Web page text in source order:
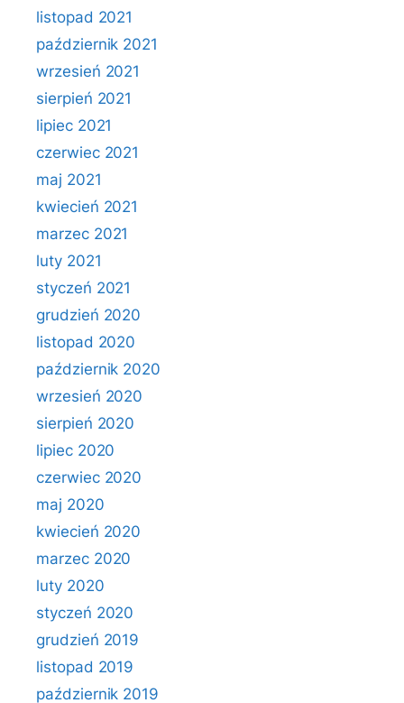
listopad 2021
październik 2021
wrzesień 2021
sierpień 2021
lipiec 2021
czerwiec 2021
maj 2021
kwiecień 2021
marzec 2021
luty 2021
styczeń 2021
grudzień 2020
listopad 2020
październik 2020
wrzesień 2020
sierpień 2020
lipiec 2020
czerwiec 2020
maj 2020
kwiecień 2020
marzec 2020
luty 2020
styczeń 2020
grudzień 2019
listopad 2019
październik 2019